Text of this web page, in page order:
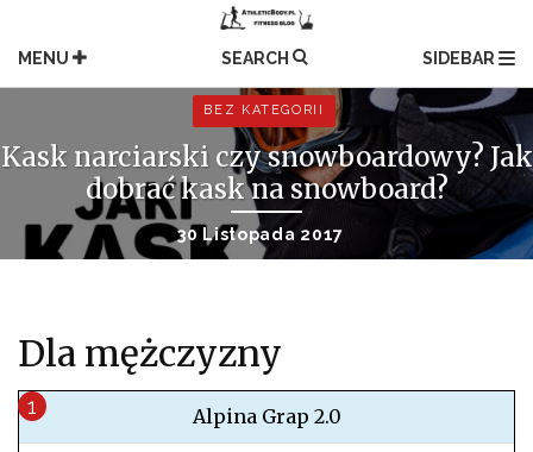
content
MENU SEARCH SIDEBAR
BEZ KATEGORII
Kask narciarski czy snowboardowy? Jak
dobrać kask na snowboard?
30 Listopada 2017
Dla mężczyzny
Alpina Grap 2.0